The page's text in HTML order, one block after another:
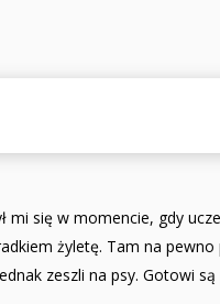
mi się w momencie, gdy
żyletę. Tam na pewno
zeszli na psy. Gotowi